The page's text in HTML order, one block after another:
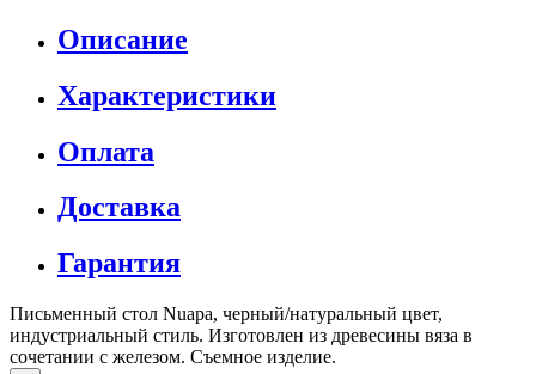
Описание
Характеристики
Оплата
Доставка
Гарантия
Письменный стол Nuapa, черный/натуральный цвет,
индустриальный стиль. Изготовлен из древесины вяза в
сочетании с железом. Съемное изделие.